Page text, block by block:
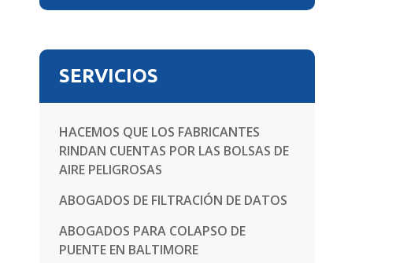
SERVICIOS
HACEMOS QUE LOS FABRICANTES
RINDAN CUENTAS POR LAS BOLSAS DE
AIRE PELIGROSAS
ABOGADOS DE FILTRACIÓN DE DATOS
ABOGADOS PARA COLAPSO DE
PUENTE EN BALTIMORE